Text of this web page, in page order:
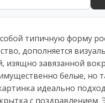
типичную форму
дополняется
завязанной
белые, но
идеально
с